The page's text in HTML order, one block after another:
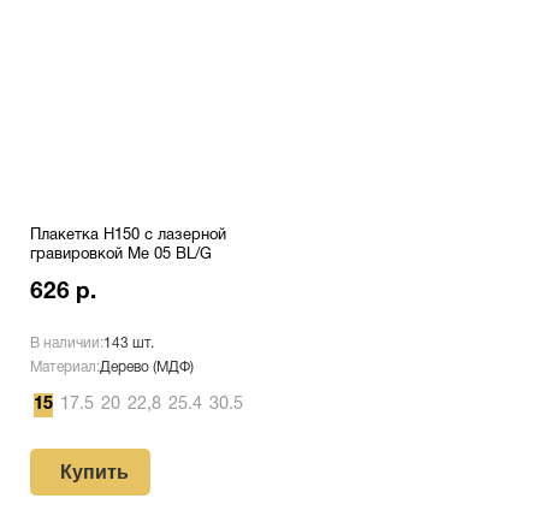
Плакетка H150 с лазерной
гравировкой Me 05 BL/G
626 р.
В наличии:143 шт.
Материал:Дерево (МДФ)
15 17.5 20 22,8 25.4 30.5
Купить